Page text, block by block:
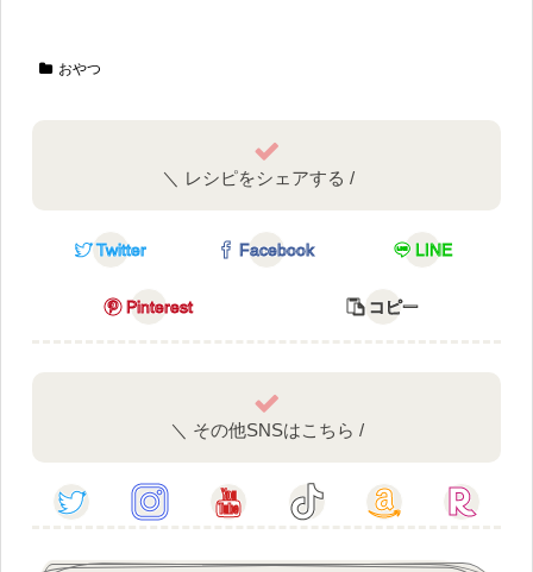
おやつ
＼ レシピをシェアする /
Twitter Facebook LINE
Pinterest コピー
＼ その他SNSはこちら /